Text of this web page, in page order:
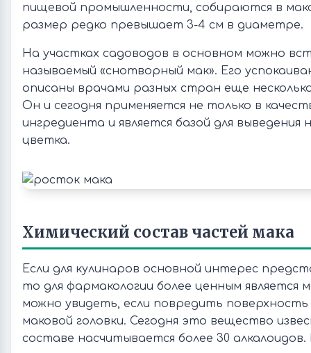
пищевой промышленности, собираются в
размер редко превышает 3-4 см в диаметре.
На участках садоводов в основном можно
называемый «снотворный мак». Его
описаны врачами разных стран еще
Он и сегодня применяется не только в
ингредиента и является базой для выведения
цветка.
Химический состав частей мака
Если для кулинаров основной интерес
то для фармакологии более ценным является
можно увидеть, если повредить поверхность
маковой головки. Сегодня это вещество
составе насчитывается более 30